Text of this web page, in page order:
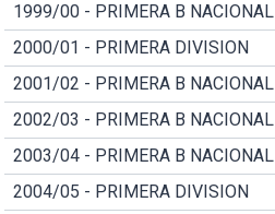
1999/00 - PRIMERA B NACIONAL
2000/01 - PRIMERA DIVISION
2001/02 - PRIMERA B NACIONAL
2002/03 - PRIMERA B NACIONAL
2003/04 - PRIMERA B NACIONAL
2004/05 - PRIMERA DIVISION